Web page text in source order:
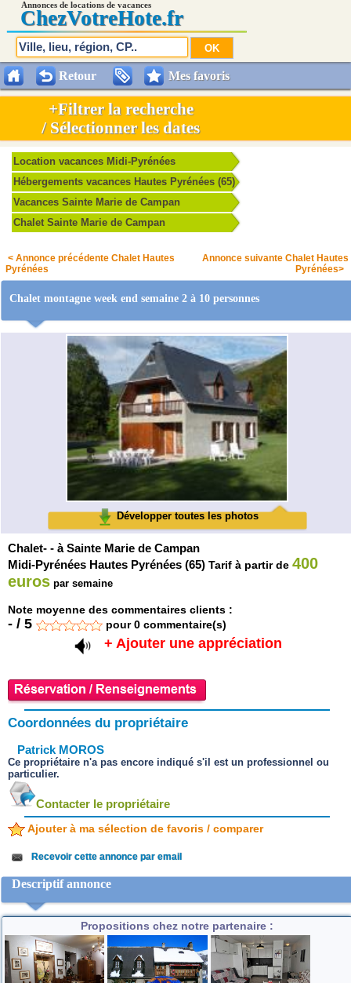
Location vacances Midi-Pyrénées
Hébergements vacances Hautes Pyrénées (65)
Vacances Sainte Marie de Campan
Chalet Sainte Marie de Campan
< Annonce précédente Chalet Hautes
Pyrénées
Annonce suivante Chalet Hautes
Pyrénées>
Chalet montagne week end semaine 2 à 10 personnes
Développer toutes les photos
Chalet- - à Sainte Marie de Campan
Midi-Pyrénées Hautes Pyrénées (65) Tarif à partir de 400
euros par semaine
Note moyenne des commentaires clients :
- / 5 pour0 commentaire(s)
+ Ajouter une appréciation
Coordonnées du propriétaire
Patrick MOROS
Ce propriétaire n'a pas encore indiqué s'il est un professionnel ou
particulier.
Contacter le propriétaire
Ajouter à ma sélection de favoris / comparer
Recevoir cette annonce par email
Descriptif annonce
Propositions chez notre partenaire :
Retour Mes favoris
Annonces de locations de vacances
ChezVotreHote.fr
+Filtrer la recherche
/ Sélectionner les dates